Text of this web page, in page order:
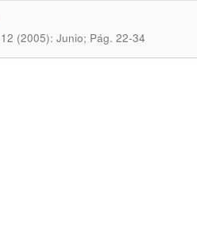
(2005): Junio; Pág. 22-34